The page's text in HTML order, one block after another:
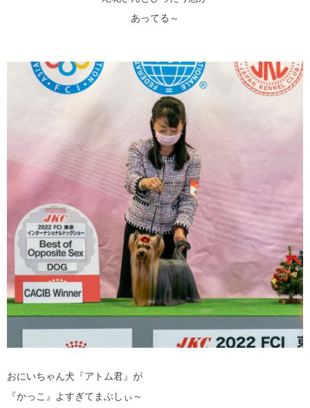
あってる～
おにいちゃん犬『アトム君』が
『かっこ』よすぎてまぶしぃ～